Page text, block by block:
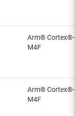
Arm® Cortex®-
M4F
Arm® Cortex®-
M4F